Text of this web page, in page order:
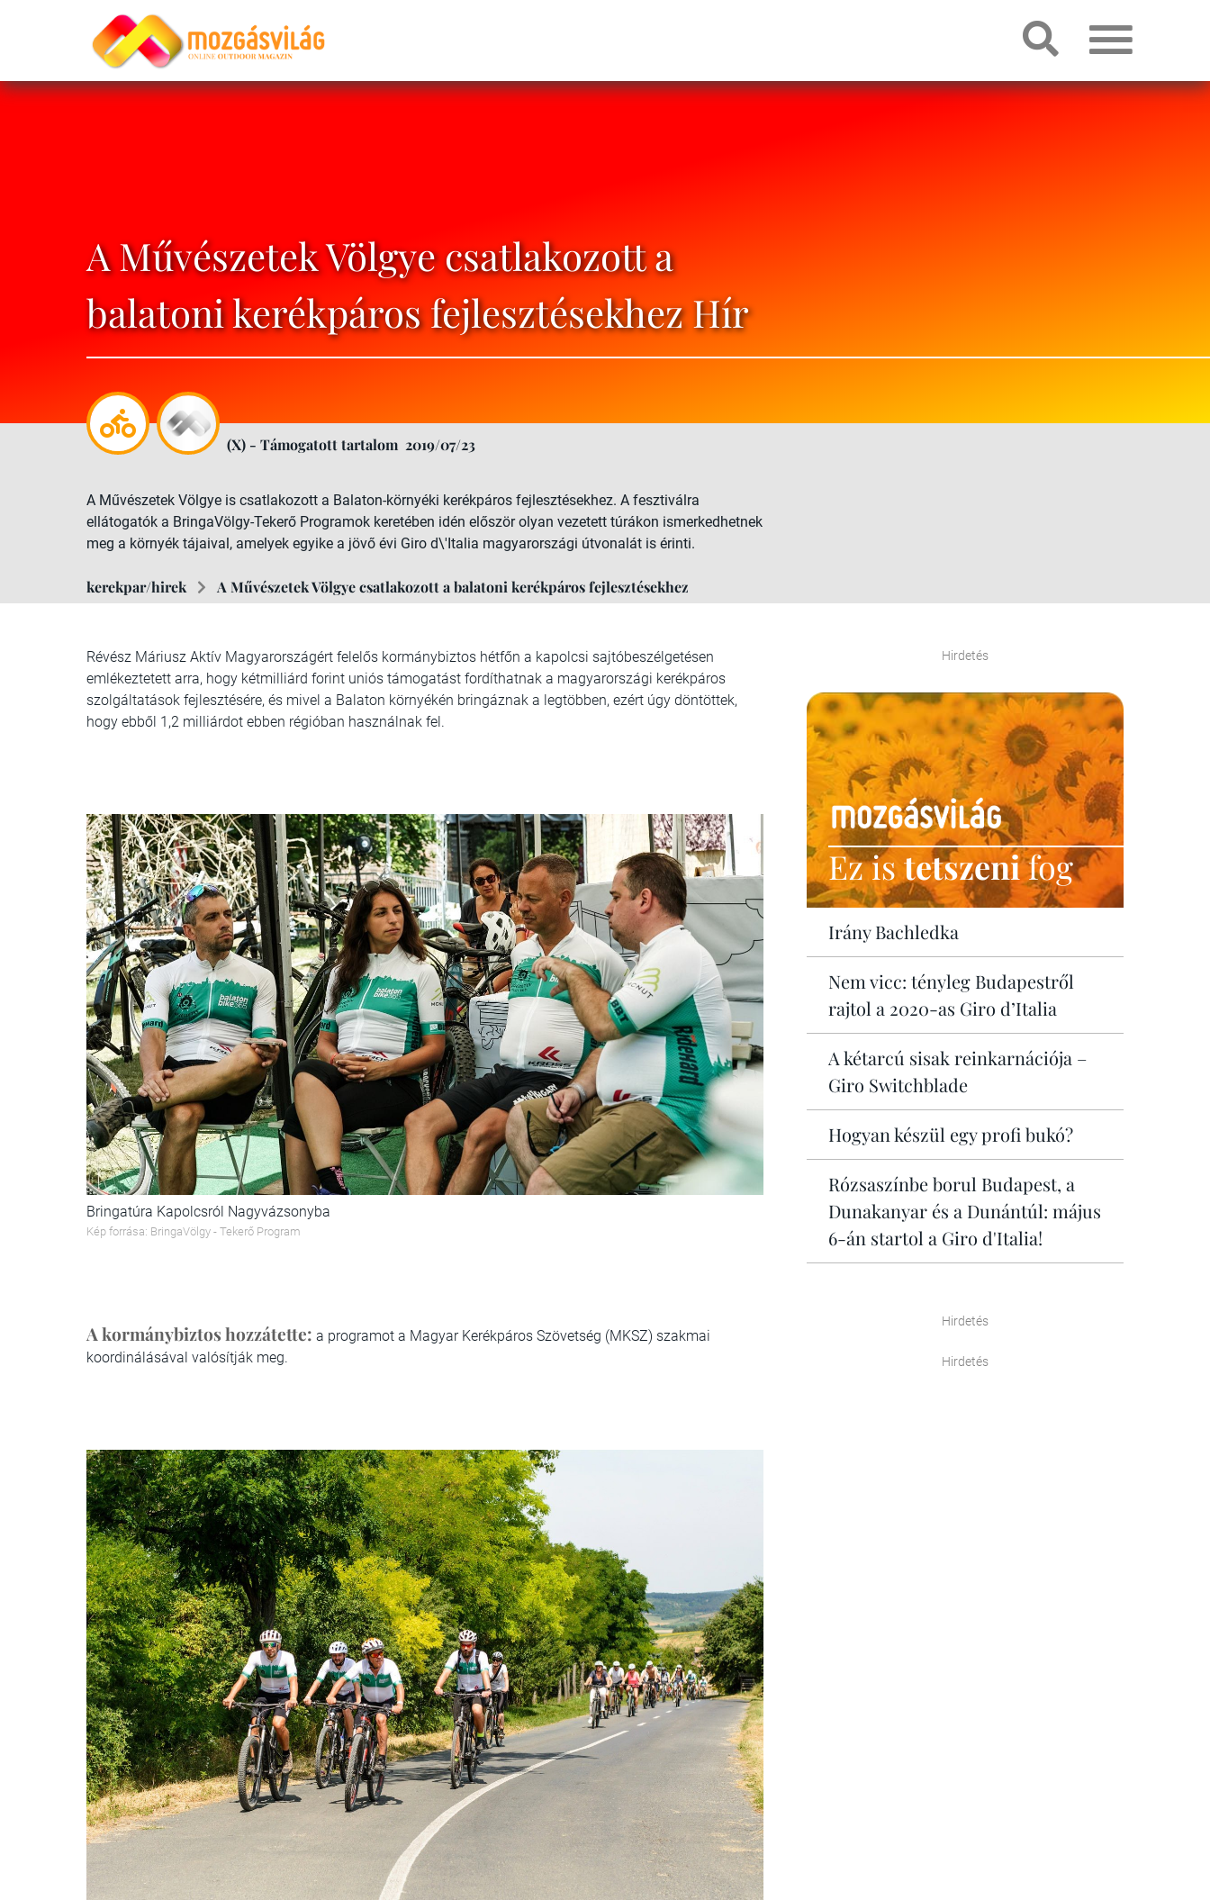
A Művészetek Völgye csatlakozott a
balatoni kerékpáros fejlesztésekhez Hír
(X) - Támogatott tartalom 2019/07/23
A Művészetek Völgye is csatlakozott a Balaton-környéki kerékpáros fejlesztésekhez. A fesztiválra
ellátogatók a BringaVölgy-Tekerő Programok keretében idén először olyan vezetett túrákon ismerkedhetnek
meg a környék tájaival, amelyek egyike a jövő évi Giro d\'Italia magyarországi útvonalát is érinti.
kerekpar/hirek A Művészetek Völgye csatlakozott a balatoni kerékpáros fejlesztésekhez
Révész Máriusz Aktív Magyarországért felelős kormánybiztos hétfőn a kapolcsi sajtóbeszélgetésen
emlékeztetett arra, hogy kétmilliárd forint uniós támogatást fordíthatnak a magyarországi kerékpáros
szolgáltatások fejlesztésére, és mivel a Balaton környékén bringáznak a legtöbben, ezért úgy döntöttek,
hogy ebből 1,2 milliárdot ebben régióban használnak fel.
Bringatúra Kapolcsról Nagyvázsonyba
Kép forrása: BringaVölgy - Tekerő Program
A kormánybiztos hozzátette: a programot a Magyar Kerékpáros Szövetség (MKSZ) szakmai
koordinálásával valósítják meg.
Hirdetés
Ez istetszenifog
Irány Bachledka
Nem vicc: tényleg Budapestről
rajtol a 2020-as Giro d’Italia
A kétarcú sisak reinkarnációja –
Giro Switchblade
Hogyan készül egy profi bukó?
Rózsaszínbe borul Budapest, a
Dunakanyar és a Dunántúl: május
6-án startol a Giro d'Italia!
Hirdetés
Hirdetés